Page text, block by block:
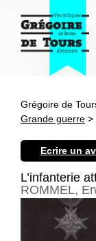
Grégoire de
Grande guerre >
Ecrire un
L’infanterie
ROMMEL,